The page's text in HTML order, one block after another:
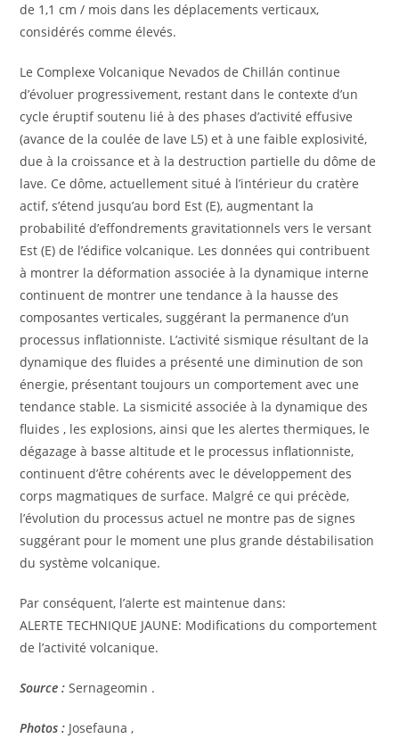
de 1,1 cm / mois dans les déplacements verticaux,
considérés comme élevés.
Le Complexe Volcanique Nevados de Chillán continue
d’évoluer progressivement, restant dans le contexte d’un
cycle éruptif soutenu lié à des phases d’activité effusive
(avance de la coulée de lave L5) et à une faible explosivité,
due à la croissance et à la destruction partielle du dôme de
lave. Ce dôme, actuellement situé à l’intérieur du cratère
actif, s’étend jusqu’au bord Est (E), augmentant la
probabilité d’effondrements gravitationnels vers le versant
Est (E) de l’édifice volcanique. Les données qui contribuent
à montrer la déformation associée à la dynamique interne
continuent de montrer une tendance à la hausse des
composantes verticales, suggérant la permanence d’un
processus inflationniste. L’activité sismique résultant de la
dynamique des fluides a présenté une diminution de son
énergie, présentant toujours un comportement avec une
tendance stable. La sismicité associée à la dynamique des
fluides , les explosions, ainsi que les alertes thermiques, le
dégazage à basse altitude et le processus inflationniste,
continuent d’être cohérents avec le développement des
corps magmatiques de surface. Malgré ce qui précède,
l’évolution du processus actuel ne montre pas de signes
suggérant pour le moment une plus grande déstabilisation
du système volcanique.
Par conséquent, l’alerte est maintenue dans:
ALERTE TECHNIQUE JAUNE: Modifications du comportement
de l’activité volcanique.
Source : Sernageomin .
Photos : Josefauna ,